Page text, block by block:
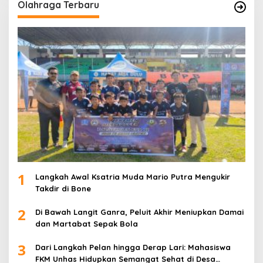
Olahraga Terbaru
1
Langkah Awal Ksatria Muda Mario Putra Mengukir
Takdir di Bone
2
Di Bawah Langit Ganra, Peluit Akhir Meniupkan Damai
dan Martabat Sepak Bola
3
Dari Langkah Pelan hingga Derap Lari: Mahasiswa
FKM Unhas Hidupkan Semangat Sehat di Desa